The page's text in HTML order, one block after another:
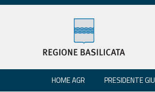
HOME AGR PRESIDENTE